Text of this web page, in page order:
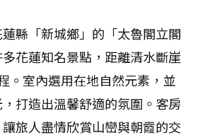
縣「新城鄉」的「太魯閣立閣
花蓮知名景點，距離清水斷崖
。室內選用在地自然元素，並
打造出溫馨舒適的氛圍。客房
旅人盡情欣賞山巒與朝霞的交